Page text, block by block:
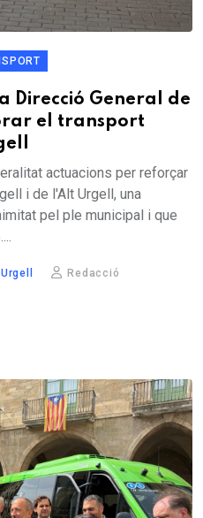
Direcció General de
el transport
actuacions per reforçar
i de l'Alt Urgell, una
pel ple municipal i que
Redacció